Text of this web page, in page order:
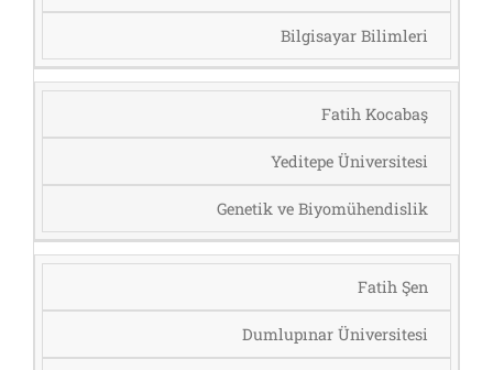
Bilgisayar Bilimleri
Fatih Kocabaş
Yeditepe Üniversitesi
Genetik ve Biyomühendislik
Fatih Şen
Dumlupınar Üniversitesi